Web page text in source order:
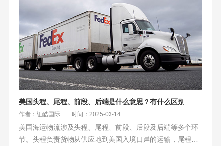
美国头程、尾程、前段、后端是什么意思？有什么区别
作者：纽酷国际 时间：2025-03-14
美国海运物流涉及头程、尾程、前段、后段及后端等多个环
节。头程负责货物从供应地到美国入境口岸的运输，尾程则